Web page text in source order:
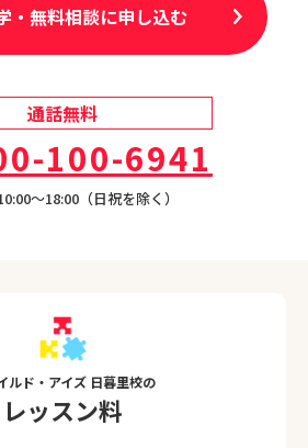
・無料相談に申し込む
通話無料
100-6941
〜18:00（日祝を除く）
ルド・アイズ 日暮里校の
レッスン料